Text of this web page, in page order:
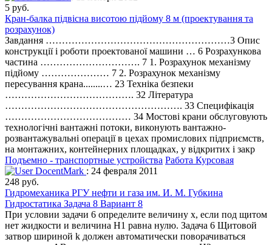
5 руб.
Кран-балка підвісна висотою підйому 8 м (проектування та
розрахунок)
Завдання …………………………………………………3 Опис
конструкції і роботи проектованої машини … 6 Розрахункова
частина …………………………. 7 1. Розрахунок механізму
підйому ………………… 7 2. Розрахунок механізму
пересування крана........… 23 Техніка безпеки
…………………………………. 32 Література
………………………………………………. 33 Специфікація
………………………………… 34 Мостові крани обслуговують
технологічні вантажні потоки, виконують вантажно-
розвантажувальні операції в цехах промислових підприємств,
на монтажних, контейнерних площадках, у відкритих і закр
Подъемно - транспортные устройства Работа Курсовая
DocentMark : 24 февраля 2011
248 руб.
Гидромеханика РГУ нефти и газа им. И. М. Губкина
Гидростатика Задача 8 Вариант 8
При условии задачи 6 определите величину х, если под щитом
нет жидкости и величина Н1 равна нулю. Задача 6 Щитовой
затвор шириной k должен автоматически поворачиваться